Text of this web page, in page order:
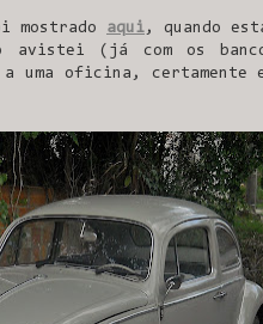
mostrado aqui , quando
avistei (já com os
uma oficina, certamente